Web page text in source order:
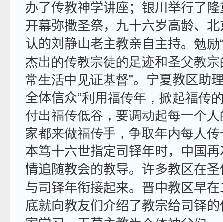
办了传教神学讲座；银川举行了
开幕弥撒圣祭，九十六岁高龄、
认的刘静山老主教亲自主持。 勉励
杰出的传教宗徒的足迹和圣父教
常生活中见证基督”。宁夏教区助
全体信众“利用福传年，掀起福传
付出福传低谷，要调动起每一个
家都来做福传手，争取年内每人
本笃十六世指定司铎年时，中国
情追随教会的教导。许多教区在
与司铎年衔接起来。晋中教区早在
底就向教友们介绍了教宗给司铎